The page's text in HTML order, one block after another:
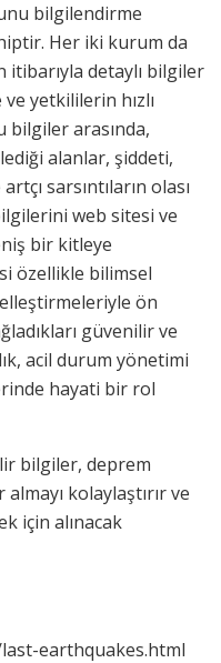
bilgilendirme
Her iki kurum da
detaylı bilgiler
yetkililerin hızlı
bilgiler arasında,
alanlar, şiddeti,
sarsıntıların olası
web sitesi ve
bir kitleye
özellikle bilimsel
ön
güvenilir ve
acil durum yönetimi
hayati bir rol
bilgiler, deprem
almayı kolaylaştırır ve
için alınacak
earthquakes.html